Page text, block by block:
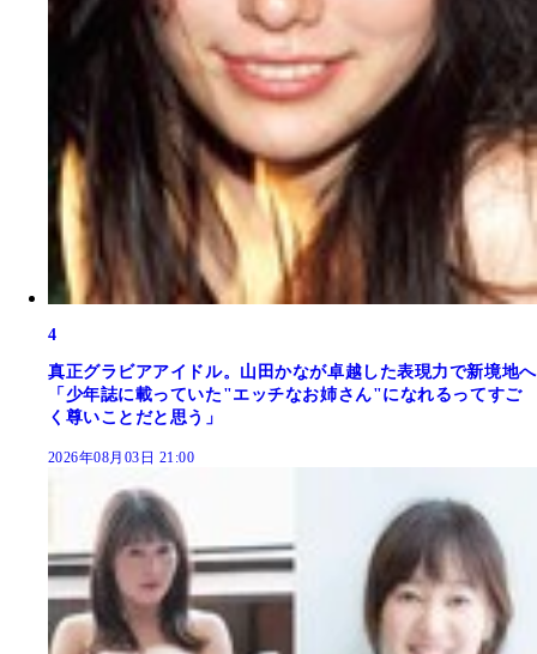
4
真正グラビアアイドル。山田かなが卓越した表現力で新境地へ
「少年誌に載っていた"エッチなお姉さん"になれるってすご
く尊いことだと思う」
2026年08月03日 21:00